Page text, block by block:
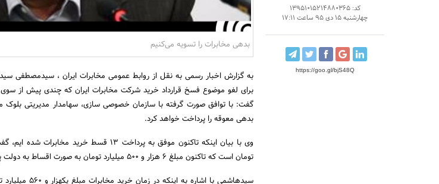
کد: 13951015214880365
چهارشنبه 15 دی 95 ساعت 17:11
https://goo.gl/bjS48Q
بدهی مخابرات را تسویه می‌کنیم
به گزارش اخبار رسمی به نقل از روابط عمومی مخابرات ایران ، سیدمصطفی
برای لغو موضوع فسخ قرارداد خرید شرکت مخابرات ایران که چندی پیش از
گفت: با توافق صورت گرفته با سازمان خصوصی سازی، سهامدار مدیریتی بلوک
بدهی معوقه را پرداخت خواهد کرد.
تومان است که تاکنون مبلغ ۶ هزار و ۵۰۰ میلیارد تومان به صورت اقساط به دولت پرداخت شده است.
سیدهاشمی با